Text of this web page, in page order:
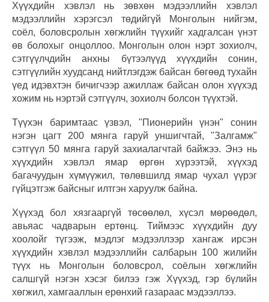
Хүүхдийн хэвлэл нь зөвхөн мэдээллийн хэвлэл
мэдээллийн хэрэгсэл төдийгүй Монголын нийгэм,
соёл, боловсролын хөгжлийн түүхийг хадгалсан үнэт
өв болохыг онцоллоо. Монголын олон нэрт зохиолч,
сэтгүүлчдийн анхны бүтээлүүд хүүхдийн сонин,
сэтгүүлийн хуудсанд нийтлэгдэж байсан бөгөөд тухайн
үед идэвхтэн бичигчээр ажиллаж байсан олон хүүхэд
хожим нь нэртэй сэтгүүлч, зохиолч болсон түүхтэй.
Түүхэн баримтаас үзвэл, "Пионерийн үнэн" сонин
нэгэн цагт 200 мянга гаруй уншигчтай, "Залгамж"
сэтгүүл 50 мянга гаруй захиалагчтай байжээ. Энэ нь
хүүхдийн хэвлэл ямар өргөн хүрээтэй, хүүхэд
багачуудын хүмүүжил, төлөвшилд ямар чухал үүрэг
гүйцэтгэж байсныг илтгэн харуулж байна.
Хүүхэд бол хязгааргүй төсөөлөл, хүсэл мөрөөдөл,
авьяас чадварын ертөнц. Тиймээс хүүхдийн дуу
хоолойг түгээж, мэдлэг мэдээллээр хангаж ирсэн
хүүхдийн хэвлэл мэдээллийн салбарын 100 жилийн
түүх нь Монголын боловсрол, соёлын хөгжлийн
салшгүй нэгэн хэсэг билээ гэж Хүүхэд, гэр бүлийн
хөгжил, хамгааллын ерөнхий газараас мэдээллээ.